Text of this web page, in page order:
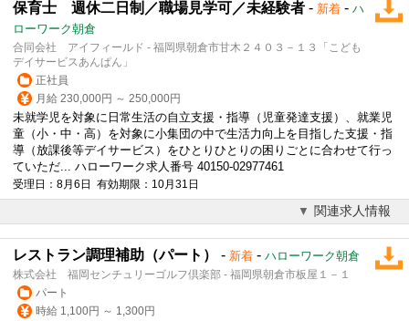
保育士 週休二日制／職場見学可／未経験者 - 新着 - ハ
ローワーク朝倉
合同会社 アイフィールド - 福岡県朝倉市甘木２４０３－１３「こども
デイサービスあんぱん」
正社員
月給 230,000円 ～ 250,000円
未就学児を対象に日常生活の自立支援・指導（児童発達支援）、就業児
童（小・中・高）を対象に小集団の中で生活力向上を目指した支援・指
導（放課後等デイサービス）をひとりひとりの困りごとに合わせて行っ
ていただ... ハローワーク求人番号 40150-02977461
受理日：8月6日 有効期限：10月31日
関連求人情報
レストラン調理補助（パート） - 新着 - ハローワーク朝倉
株式会社 福岡センチュリーゴルフ倶楽部 - 福岡県朝倉市板屋１－１
パート
時給 1,100円 ～ 1,300円